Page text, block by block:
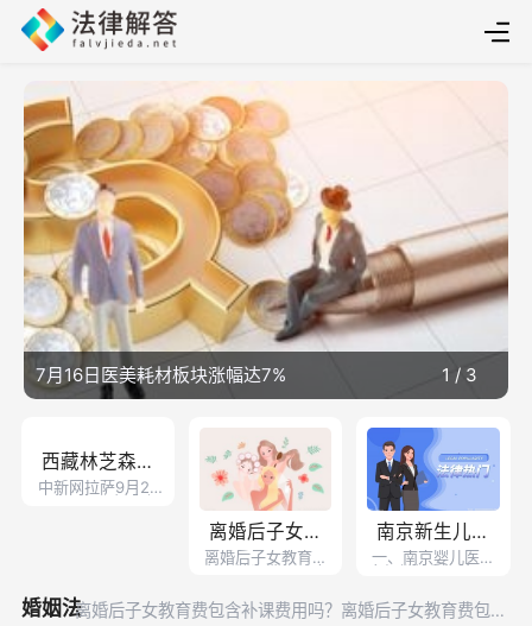
7月16日医美耗材板块涨幅达7% 1 / 3
西藏林芝森林
消防员巴桑旺
两枚金牌_天天
中新网拉萨9月27
离婚后子女教
育费包含补课
费用吗？离婚
离婚后子女教育费
包含补课费用吗离
含补课费用。子
南京新生儿医
保卡办理流程
是什么？办理
一、南京婴儿医保
年为结算单位
婚姻法
拆迁房都在户主名下吗？一个人能享受两次拆迁政策吗？
全面实施水资源费改税试点首季征期整体运行平稳
枚金牌_天天百事通
离婚后子女教育费包含补课费用吗？离婚后子女教育费包括